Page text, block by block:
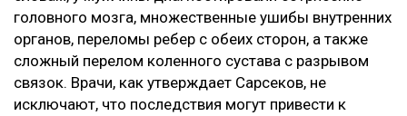
головного мозга, множественные ушибы внутренних
органов, переломы ребер с обеих сторон, а также
сложный перелом коленного сустава с разрывом
связок. Врачи, как утверждает Сарсеков, не
исключают, что последствия могут привести к